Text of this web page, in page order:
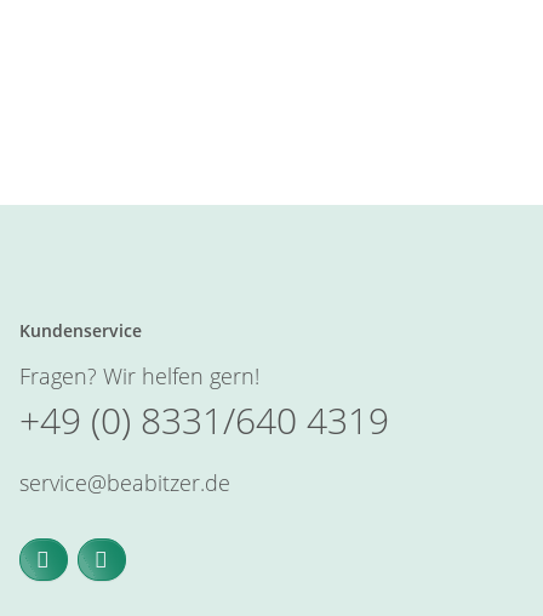
Kundenservice
Fragen? Wir helfen gern!
+49 (0) 8331/640 4319
service@beabitzer.de